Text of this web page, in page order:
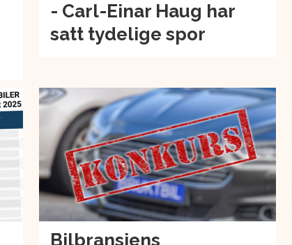
- Carl-Einar Haug har
satt tydelige spor
Bilbransjens